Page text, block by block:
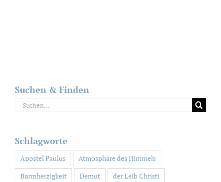
Suchen & Finden
Suche
nach:
Schlagworte
Apostel Paulus
Atmosphäre des Himmels
Barmherzigkeit
Demut
der Leib Christi